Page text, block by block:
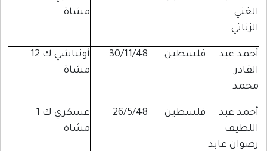
الغني
الزناتي
مشاة
أحمد عبد
القادر
محمد
فلسطين 30/11/48
أونباشي ك 12
مشاة
أحمد عبد
اللطيف
رضوان عابد
فلسطين 26/5/48
عسكري ك 1
مشاة